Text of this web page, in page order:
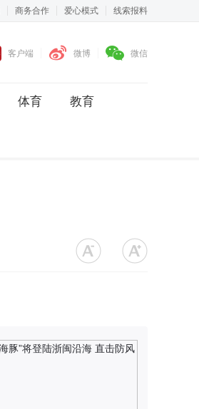
商务合作 爱心模式 线索报料
客户端 微博 微信
体育 教育